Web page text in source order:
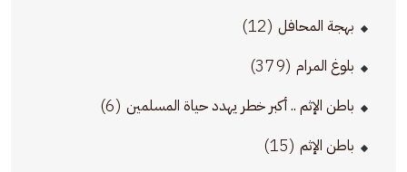
بهجة المحافل (12)
بلوغ المرام (379)
باطن الإثم .. أكبر خطر يهدد حياة المسلمين (6)
باطن الإثم (15)